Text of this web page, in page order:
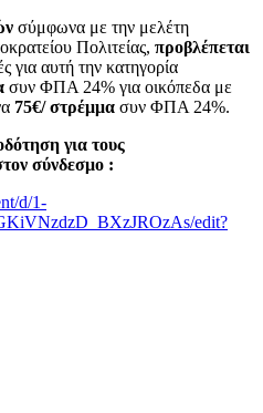
σύμφωνα με την μελέτη
Πολιτείας, προβλέπεται
για αυτή την κατηγορία
συν ΦΠΑ 24% για οικόπεδα με
75€/ στρέμμα συν ΦΠΑ 24%.
για τους
σύνδεσμο :
d/1-
edit?